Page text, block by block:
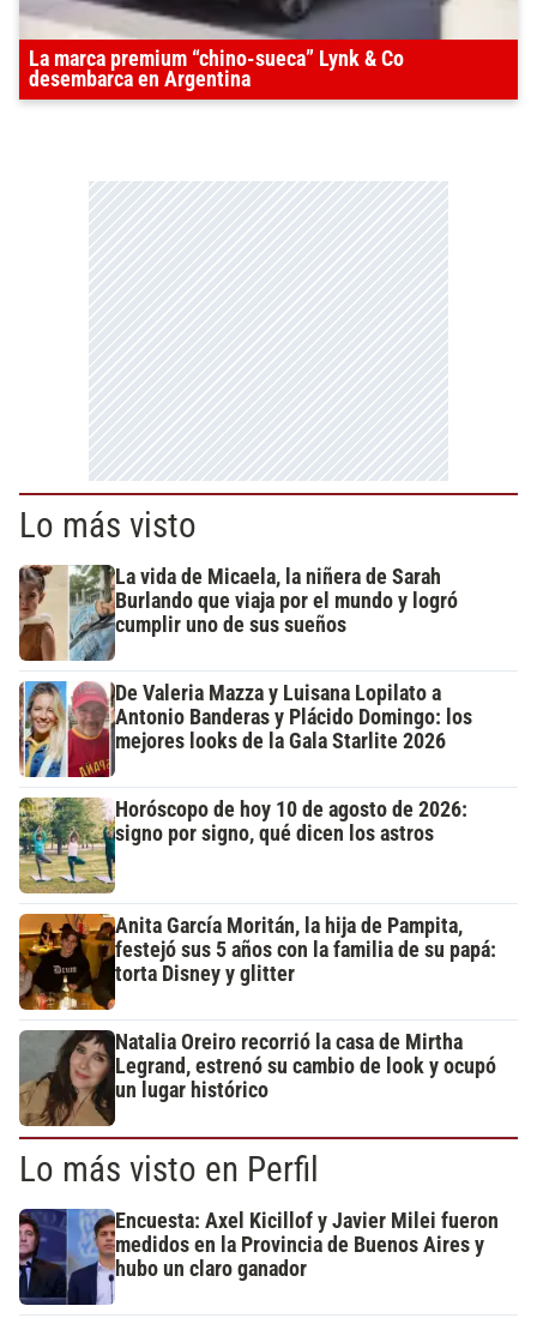
La marca premium “chino-sueca” Lynk & Co
desembarca en Argentina
Lo más visto
La vida de Micaela, la niñera de Sarah
Burlando que viaja por el mundo y logró
cumplir uno de sus sueños
De Valeria Mazza y Luisana Lopilato a
Antonio Banderas y Plácido Domingo: los
mejores looks de la Gala Starlite 2026
Horóscopo de hoy 10 de agosto de 2026:
signo por signo, qué dicen los astros
Anita García Moritán, la hija de Pampita,
festejó sus 5 años con la familia de su papá:
torta Disney y glitter
Natalia Oreiro recorrió la casa de Mirtha
Legrand, estrenó su cambio de look y ocupó
un lugar histórico
Lo más visto en Perfil
Encuesta: Axel Kicillof y Javier Milei fueron
medidos en la Provincia de Buenos Aires y
hubo un claro ganador